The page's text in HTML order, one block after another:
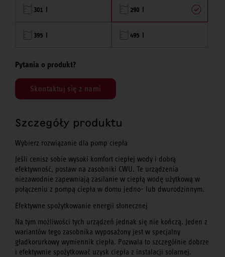
301 l 290 l
395 l 495 l
Pytania o produkt?
Skontaktuj się z nami
Szczegóły produktu
Wybierz rozwiązanie dla pomp ciepła
Jeśli cenisz sobie wysoki komfort ciepłej wody i dobrą
efektywność, postaw na zasobniki CWU. Te urządzenia
niezawodnie zapewniają zasilanie w ciepłą wodę użytkową w
połączeniu z pompą ciepła w domu jedno- lub dwurodzinnym.
Efektywne spożytkowanie energii słonecznej
Na tym możliwości tych urządzeń jednak się nie kończą. Jeden z
wariantów tego zasobnika wyposażony jest w specjalny
gładkorurkowy wymiennik ciepła. Pozwala to szczególnie dobrze
i efektywnie spożytkować uzysk ciepła z instalacji solarnej.